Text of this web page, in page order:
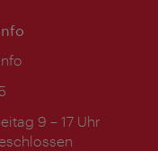
9 – 17 Uhr